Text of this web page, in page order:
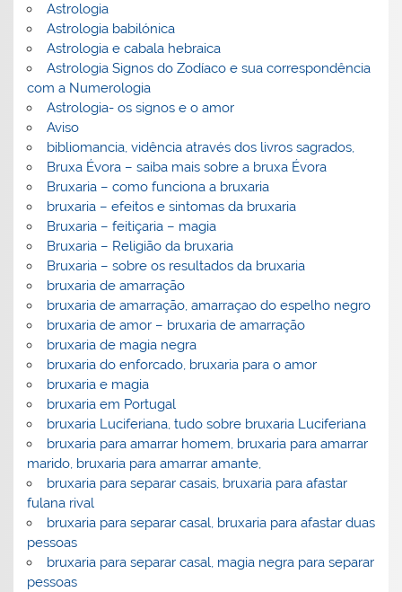
Astrologia
Astrologia babilónica
Astrologia e cabala hebraica
Astrologia Signos do Zodíaco e sua correspondência
com a Numerologia
Astrologia- os signos e o amor
Aviso
bibliomancia, vidência através dos livros sagrados,
Bruxa Évora – saiba mais sobre a bruxa Évora
Bruxaria – como funciona a bruxaria
bruxaria – efeitos e sintomas da bruxaria
Bruxaria – feitiçaria – magia
Bruxaria – Religião da bruxaria
Bruxaria – sobre os resultados da bruxaria
bruxaria de amarração
bruxaria de amarração, amarraçao do espelho negro
bruxaria de amor – bruxaria de amarração
bruxaria de magia negra
bruxaria do enforcado, bruxaria para o amor
bruxaria e magia
bruxaria em Portugal
bruxaria Luciferiana, tudo sobre bruxaria Luciferiana
bruxaria para amarrar homem, bruxaria para amarrar
marido, bruxaria para amarrar amante,
bruxaria para separar casais, bruxaria para afastar
fulana rival
bruxaria para separar casal, bruxaria para afastar duas
pessoas
bruxaria para separar casal, magia negra para separar
pessoas